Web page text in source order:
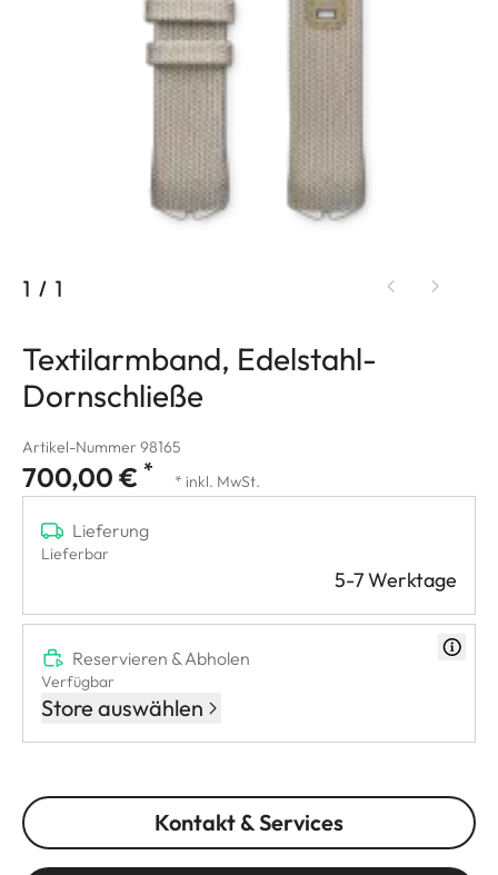
1 / 1
Textilarmband, Edelstahl-
Dornschließe
Artikel-Nummer 98165
700,00 € * * inkl. MwSt.
Lieferung
Lieferbar
5-7 Werktage
Reservieren & Abholen
Verfügbar
Store auswählen
Kontakt & Services